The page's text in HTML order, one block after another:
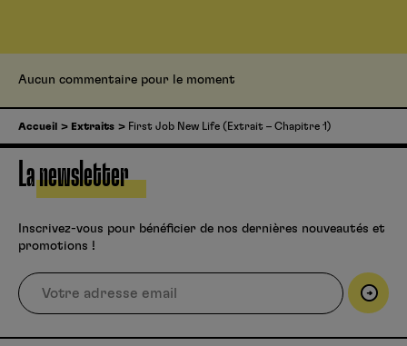
Aucun commentaire pour le moment
Accueil Extraits First Job New Life (Extrait – Chapitre 1)
La newsletter
Inscrivez-vous pour bénéficier de nos dernières nouveautés et
promotions !